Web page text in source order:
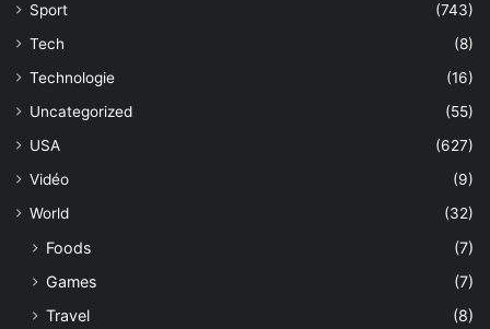
Sport
(743)
Tech
(8)
Technologie
(16)
Uncategorized
(55)
USA
(627)
Vidéo
(9)
World
(32)
Foods
(7)
Games
(7)
Travel
(8)